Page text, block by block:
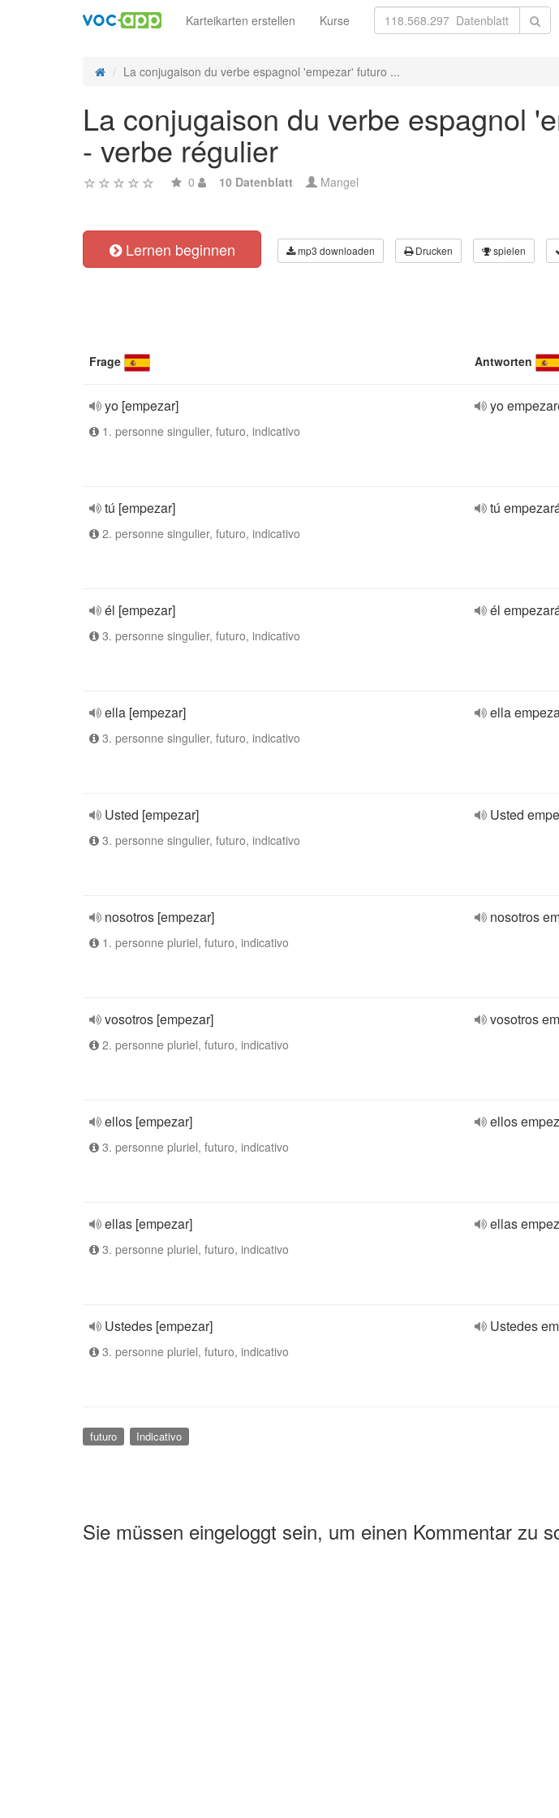
Karteikarten erstellen Kurse
La conjugaison du verbe espagnol 'empezar' futuro ...
La conjugaison du verbe espagnol
- verbe régulier
0 10 Datenblatt Mangel
Lernen beginnen mp3 downloaden Drucken spielen
Frage Antworten
yo [empezar]
1. personne singulier, futuro, indicativo
yo
tú [empezar]
2. personne singulier, futuro, indicativo
tú
él [empezar]
3. personne singulier, futuro, indicativo
él
ella [empezar]
3. personne singulier, futuro, indicativo
ella
Usted [empezar]
3. personne singulier, futuro, indicativo
Usted
nosotros [empezar]
1. personne pluriel, futuro, indicativo
nosotros
vosotros [empezar]
2. personne pluriel, futuro, indicativo
vosotros
ellos [empezar]
3. personne pluriel, futuro, indicativo
ellos
ellas [empezar]
3. personne pluriel, futuro, indicativo
ellas
Ustedes [empezar]
3. personne pluriel, futuro, indicativo
Ustedes
futuro Indicativo
Sie müssen eingeloggt sein, um einen Kommentar zu